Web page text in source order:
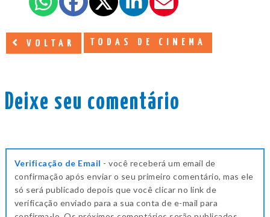
VOLTAR TODAS DE CINEMA
Deixe seu comentário
Verificação de Email - você receberá um email de
confirmação após enviar o seu primeiro comentário, mas ele
só será publicado depois que você clicar no link de
verificação enviado para a sua conta de e-mail para